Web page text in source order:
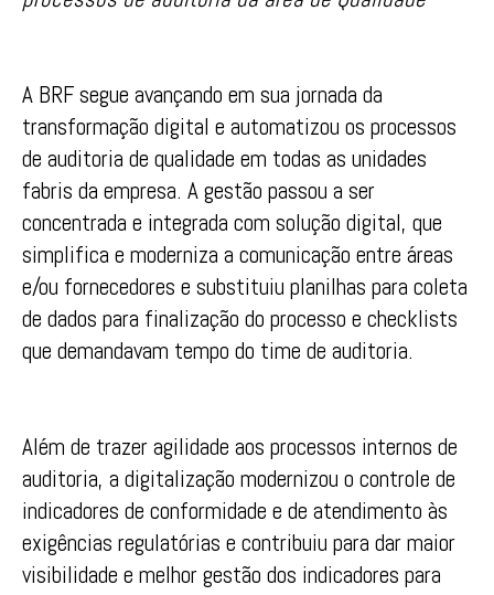
A BRF segue avançando em sua jornada da
transformação digital e automatizou os processos
de auditoria de qualidade em todas as unidades
fabris da empresa. A gestão passou a ser
concentrada e integrada com solução digital, que
simplifica e moderniza a comunicação entre áreas
e/ou fornecedores e substituiu planilhas para coleta
de dados para finalização do processo e checklists
que demandavam tempo do time de auditoria.
Além de trazer agilidade aos processos internos de
auditoria, a digitalização modernizou o controle de
indicadores de conformidade e de atendimento às
exigências regulatórias e contribuiu para dar maior
visibilidade e melhor gestão dos indicadores para